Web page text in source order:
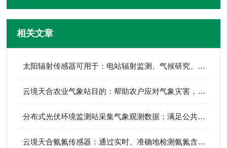
相关文章
​太阳辐射传感器可用于：电站辐射监测、气候研究、光伏效能评估等多个领域
云境天合农业气象站目的：帮助农户应对气象灾害，提升农业生产抗风险能力
分布式光伏环境监测站采集气象观测数据：满足公共建筑光伏改造项目竣工验收
云境天合氨氮传感器：通过实时、准确地检测氨氮含量，优化污水处理工艺参数